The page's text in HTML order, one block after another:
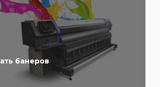
банеров